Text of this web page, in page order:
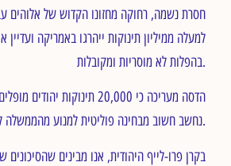
למעלה ממיליון תינוקות ייהרגו באמריקה ועדיין
בהפלות לא מוסריות ומקובלות.
הדסה מעריכה כי 20,000 תינוקות
נחשב חשוב מבחינה פוליטית למנוע מהממשלה לשלם עבור רבים מהם.
בקרן פרו-לייף היהודית, אנו מבינים